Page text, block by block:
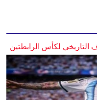
التاريخي لكأس الرابطتين